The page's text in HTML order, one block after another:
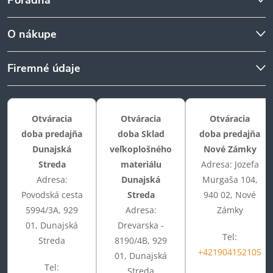
O nákupe
Firemné údaje
Otváracia
doba predajňa
Dunajská
Streda
Adresa:
Povodská cesta
5994/3A, 929
01, Dunajská
Streda
Tel:
Otváracia
doba Sklad
veľkoplošného
materiálu
Dunajská
Streda
Adresa:
Drevarska -
8190/4B, 929
01, Dunajská
Otváracia
doba predajňa
Nové Zámky
Adresa: Jozefa
Murgaša 104,
940 02, Nové
Zámky
Tel:
+421904152105